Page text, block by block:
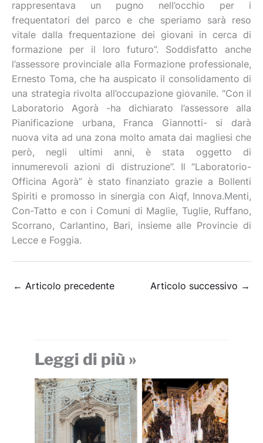
rappresentava un pugno nell’occhio per i
frequentatori del parco e che speriamo sarà reso
vitale dalla frequentazione dei giovani in cerca di
formazione per il loro futuro”. Soddisfatto anche
l’assessore provinciale alla Formazione professionale,
Ernesto Toma, che ha auspicato il consolidamento di
una strategia rivolta all’occupazione giovanile. “Con il
Laboratorio Agorà -ha dichiarato l’assessore alla
Pianificazione urbana, Franca Giannotti- si darà
nuova vita ad una zona molto amata dai magliesi che
però, negli ultimi anni, è stata oggetto di
innumerevoli azioni di distruzione”. Il “Laboratorio-
Officina Agorà” è stato finanziato grazie a Bollenti
Spiriti e promosso in sinergia con Aiqf, Innova.Menti,
Con-Tatto e con i Comuni di Maglie, Tuglie, Ruffano,
Scorrano, Carlantino, Bari, insieme alle Provincie di
Lecce e Foggia.
← Articolo precedente Articolo successivo →
Leggi di più »